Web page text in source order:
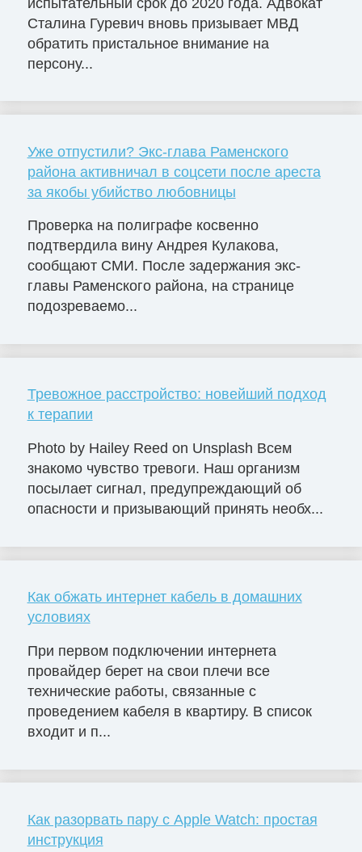
Сталина Гуревич вновь призывает МВД
обратить пристальное внимание на
персону...
Уже отпустили? Экс-глава Раменского
района активничал в соцсети после ареста
за якобы убийство любовницы
Проверка на полиграфе косвенно
подтвердила вину Андрея Кулакова,
сообщают СМИ. После задержания экс-
главы Раменского района, на странице
подозреваемо...
Тревожное расстройство: новейший подход
к терапии
Photo by Hailey Reed on Unsplash Всем
знакомо чувство тревоги. Наш организм
посылает сигнал, предупреждающий об
опасности и призывающий принять необх...
Как обжать интернет кабель в домашних
условиях
При первом подключении интернета
провайдер берет на свои плечи все
технические работы, связанные с
проведением кабеля в квартиру. В список
входит и п...
Как разорвать пару с Apple Watch: простая
инструкция